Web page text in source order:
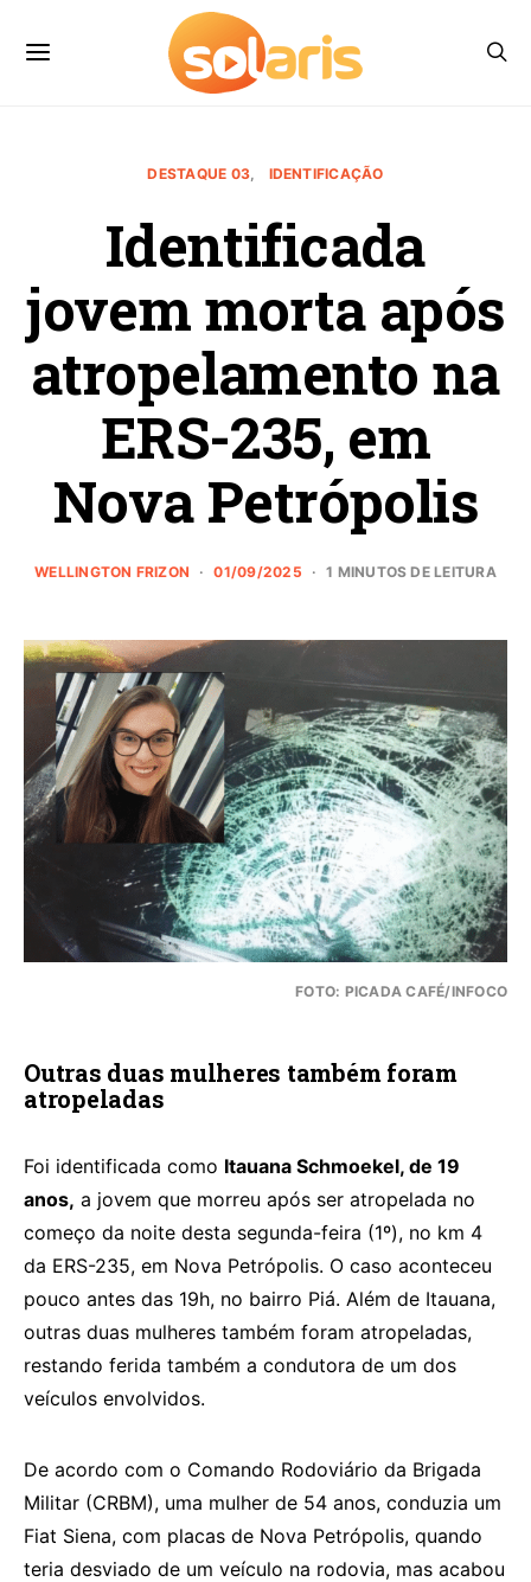
DESTAQUE 03 IDENTIFICAÇÃO
Identificada
jovem morta após
atropelamento na
ERS-235, em
Nova Petrópolis
WELLINGTON FRIZON 01/09/2025 1 MINUTOS DE LEITURA
FOTO: PICADA CAFÉ/INFOCO
Outras duas mulheres também foram
atropeladas
Foi identificada como Itauana Schmoekel, de 19
anos, a jovem que morreu após ser atropelada no
começo da noite desta segunda-feira (1º), no km 4
da ERS-235, em Nova Petrópolis. O caso aconteceu
pouco antes das 19h, no bairro Piá. Além de Itauana,
outras duas mulheres também foram atropeladas,
restando ferida também a condutora de um dos
veículos envolvidos.
De acordo com o Comando Rodoviário da Brigada
Militar (CRBM), uma mulher de 54 anos, conduzia um
Fiat Siena, com placas de Nova Petrópolis, quando
teria desviado de um veículo na rodovia, mas acabou